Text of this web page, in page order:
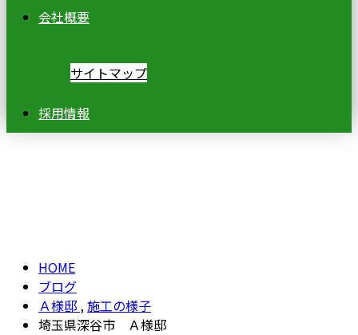
会社概要
サイトマップ
採用情報
HOME
ブログ
Ａ様邸 ,施工の様子
埼玉県深谷市 Ａ様邸